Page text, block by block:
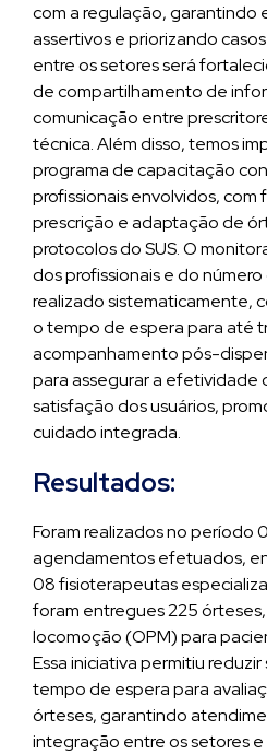
com a regulação, garantindo
assertivos e priorizando
entre os setores será
de compartilhamento de
comunicação entre
técnica. Além disso, temos
programa de capacitação
profissionais envolvidos, com
prescrição e adaptação de
protocolos do SUS. O
dos profissionais e do
realizado sistematicamente,
o tempo de espera para até
acompanhamento pós-
para assegurar a efetividade
satisfação dos usuários,
cuidado integrada.
Resultados:
Foram realizados no período
agendamentos efetuados,
08 fisioterapeutas
foram entregues 225
locomoção (OPM) para
Essa iniciativa permitiu
tempo de espera para
órteses, garantindo
integração entre os setores